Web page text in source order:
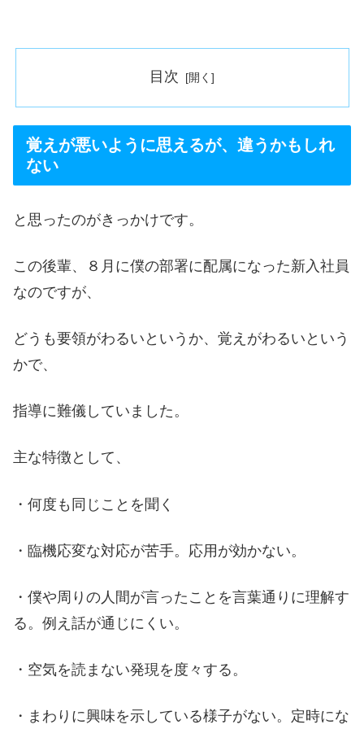
目次
覚えが悪いように思えるが、違うかもしれ
ない
と思ったのがきっかけです。
この後輩、８月に僕の部署に配属になった新入社員
なのですが、
どうも要領がわるいというか、覚えがわるいという
かで、
指導に難儀していました。
主な特徴として、
・何度も同じことを聞く
・臨機応変な対応が苦手。応用が効かない。
・僕や周りの人間が言ったことを言葉通りに理解す
る。例え話が通じにくい。
・空気を読まない発現を度々する。
・まわりに興味を示している様子がない。定時にな